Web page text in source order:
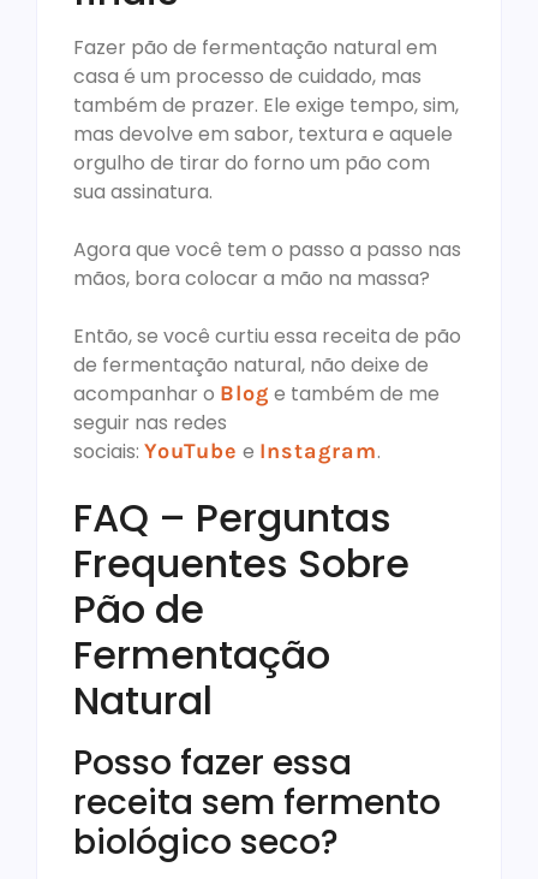
Fazer pão de fermentação natural em
casa é um processo de cuidado, mas
também de prazer. Ele exige tempo, sim,
mas devolve em sabor, textura e aquele
orgulho de tirar do forno um pão com
sua assinatura.
Agora que você tem o passo a passo nas
mãos, bora colocar a mão na massa?
Então, se você curtiu essa receita de pão
de fermentação natural, não deixe de
acompanhar o Blog e também de me
seguir nas redes
sociais: YouTube e Instagram.
FAQ – Perguntas
Frequentes Sobre
Pão de
Fermentação
Natural
Posso fazer essa
receita sem fermento
biológico seco?